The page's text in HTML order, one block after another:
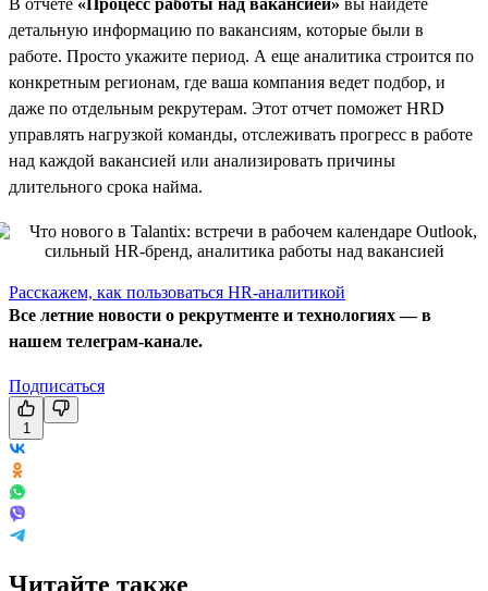
детальную информацию по вакансиям, которые были в
работе. Просто укажите период. А еще аналитика строится по
конкретным регионам, где ваша компания ведет подбор, и
даже по отдельным рекрутерам. Этот отчет поможет HRD
управлять нагрузкой команды, отслеживать прогресс в работе
над каждой вакансией или анализировать причины
длительного срока найма.
Расскажем, как пользоваться HR-аналитикой
Все летние новости о рекрутменте и технологиях — в
нашем телеграм-канале.
Подписаться
1
Читайте также